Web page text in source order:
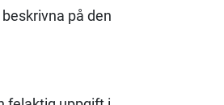
på den